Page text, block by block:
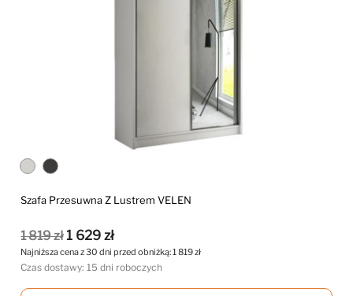
Szafa Przesuwna Z Lustrem VELEN
1 819 zł 1 629 zł
Najniższa cena z 30 dni przed obniżką:1 819 zł
Czas dostawy: 15 dni roboczych